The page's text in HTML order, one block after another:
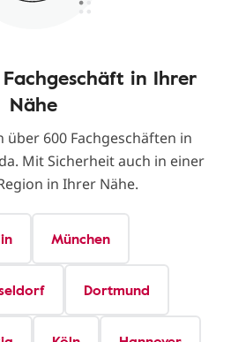
in Ihrer
Nähe
über 600 Fachgeschäften in
Mit Sicherheit auch in einer
in Ihrer Nähe.
München
Dortmund